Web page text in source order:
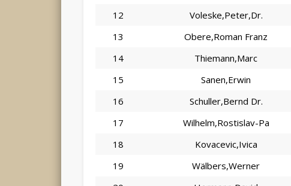
12
Voleske,Peter,Dr.
13
Obere,Roman Franz
14
Thiemann,Marc
15
Sanen,Erwin
16
Schuller,Bernd Dr.
17
Wilhelm,Rostislav-Pa
18
Kovacevic,Ivica
19
Wälbers,Werner